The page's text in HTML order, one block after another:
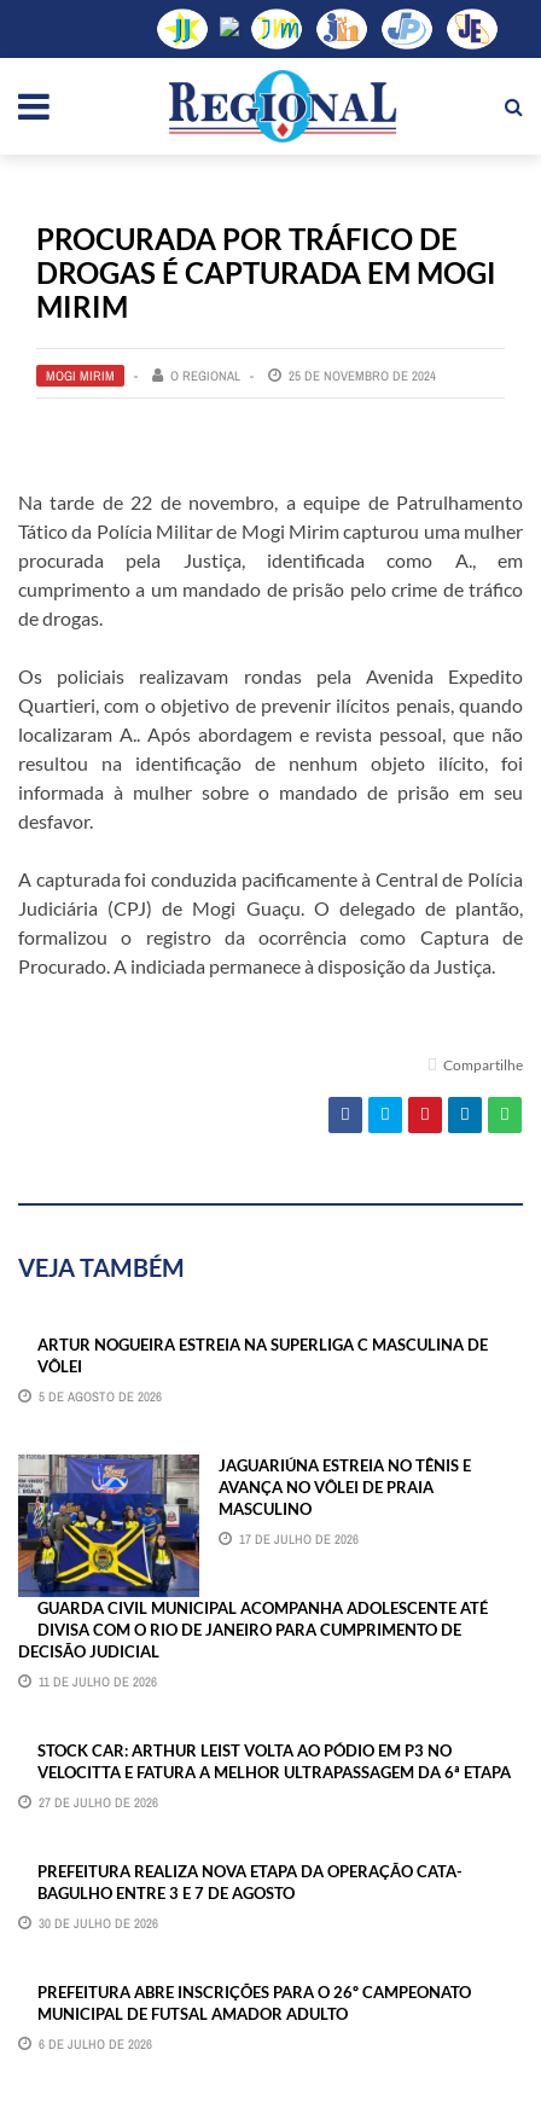
PROCURADA POR TRÁFICO DE
DROGAS É CAPTURADA EM MOGI
MIRIM
MOGI MIRIM O REGIONAL 25 DE NOVEMBRO DE 2024
Na tarde de 22 de novembro, a equipe de Patrulhamento
Tático da Polícia Militar de Mogi Mirim capturou uma mulher
procurada pela Justiça, identificada como A., em
cumprimento a um mandado de prisão pelo crime de tráfico
de drogas.
Os policiais realizavam rondas pela Avenida Expedito
Quartieri, com o objetivo de prevenir ilícitos penais, quando
localizaram A.. Após abordagem e revista pessoal, que não
resultou na identificação de nenhum objeto ilícito, foi
informada à mulher sobre o mandado de prisão em seu
desfavor.
A capturada foi conduzida pacificamente à Central de Polícia
Judiciária (CPJ) de Mogi Guaçu. O delegado de plantão,
formalizou o registro da ocorrência como Captura de
Procurado. A indiciada permanece à disposição da Justiça.
Compartilhe
VEJA TAMBÉM
ARTUR NOGUEIRA ESTREIA NA SUPERLIGA C MASCULINA DE
VÔLEI
5 DE AGOSTO DE 2026
JAGUARIÚNA ESTREIA NO TÊNIS E
AVANÇA NO VÔLEI DE PRAIA
MASCULINO
17 DE JULHO DE 2026
GUARDA CIVIL MUNICIPAL ACOMPANHA ADOLESCENTE ATÉ
DIVISA COM O RIO DE JANEIRO PARA CUMPRIMENTO DE
DECISÃO JUDICIAL
11 DE JULHO DE 2026
STOCK CAR: ARTHUR LEIST VOLTA AO PÓDIO EM P3 NO
VELOCITTA E FATURA A MELHOR ULTRAPASSAGEM DA 6ª ETAPA
27 DE JULHO DE 2026
PREFEITURA REALIZA NOVA ETAPA DA OPERAÇÃO CATA-
BAGULHO ENTRE 3 E 7 DE AGOSTO
30 DE JULHO DE 2026
PREFEITURA ABRE INSCRIÇÕES PARA O 26º CAMPEONATO
MUNICIPAL DE FUTSAL AMADOR ADULTO
6 DE JULHO DE 2026